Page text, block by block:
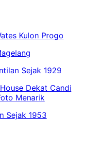
Kulon Progo
Sejak 1929
Dekat Candi
Menarik
Sejak 1953